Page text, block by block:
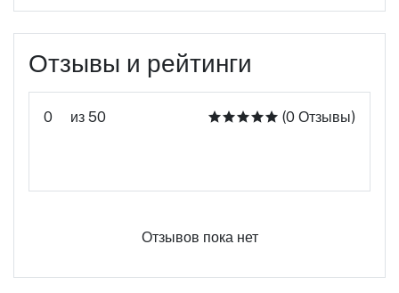
Отзывы и рейтинги
0 из 50 (0 Отзывы)
Отзывов пока нет